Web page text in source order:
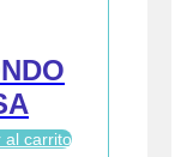
al carrito